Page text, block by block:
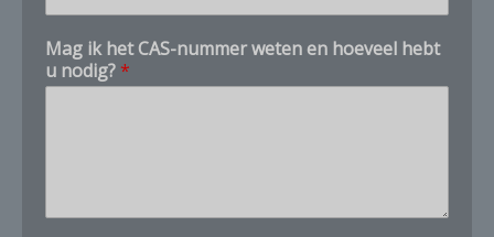
m
r
s
Mag ik het CAS-nummer weten en hoeveel hebt
u nodig? *